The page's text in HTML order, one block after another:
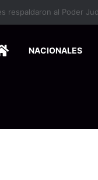
HOMENACIONALES